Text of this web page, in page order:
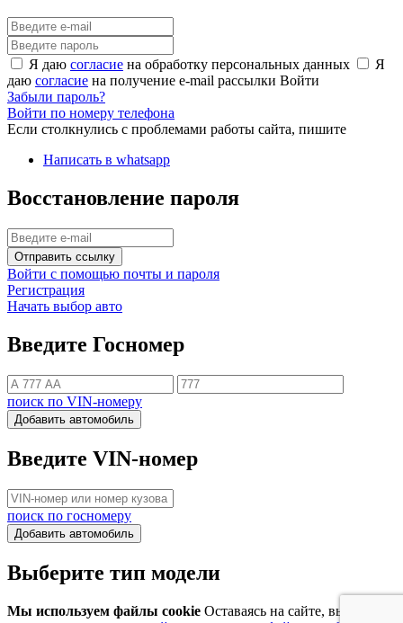
Я даю согласие на обработку персональных данных
Я
даю согласие на получение e-mail рассылки Войти
Забыли пароль?
Войти по номеру телефона
Если столкнулись с проблемами работы сайта, пишите
Написать в whatsapp
Восстановление пароля
Отправить ссылку
Войти с помощью почты и пароля
Регистрация
Начать выбор авто
Введите Госномер
поиск по VIN-номеру
Добавить автомобиль
Введите VIN-номер
поиск по госномеру
Добавить автомобиль
Выберите тип модели
Мы используем файлы cookie Оставаясь на сайте, вы